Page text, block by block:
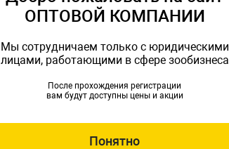
ОПТОВОЙ КОМПАНИИ
Мы сотрудничаем только с юридическими
лицами, работающими в сфере зообизнеса
После прохождения регистрации
вам будут доступны цены и акции
Понятно